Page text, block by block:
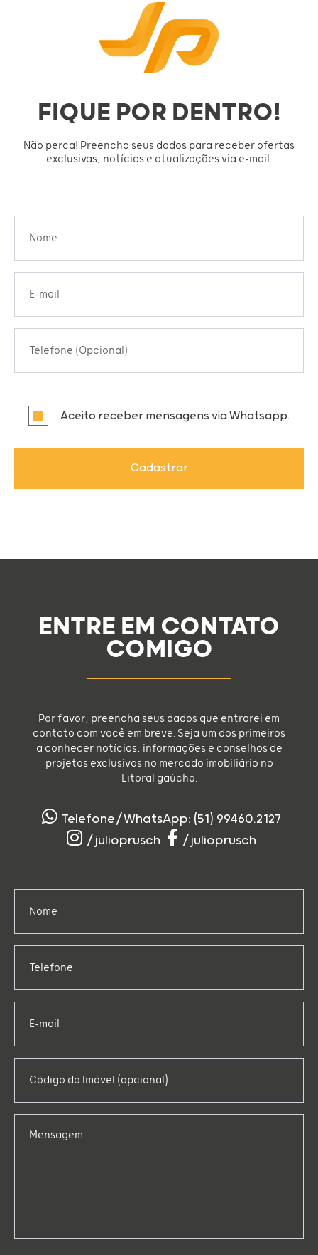
FIQUE POR DENTRO!
Não perca! Preencha seus dados para receber ofertas
exclusivas, notícias e atualizações via e-mail.
Aceito receber mensagens via Whatsapp.
Cadastrar
ENTRE EM CONTATO
COMIGO
Por favor, preencha seus dados que entrarei em
contato com você em breve. Seja um dos primeiros
a conhecer notícias, informações e conselhos de
projetos exclusivos no mercado imobiliário no
Litoral gaúcho.
Telefone/WhatsApp: (51) 99460.2127
/julioprusch
/julioprusch